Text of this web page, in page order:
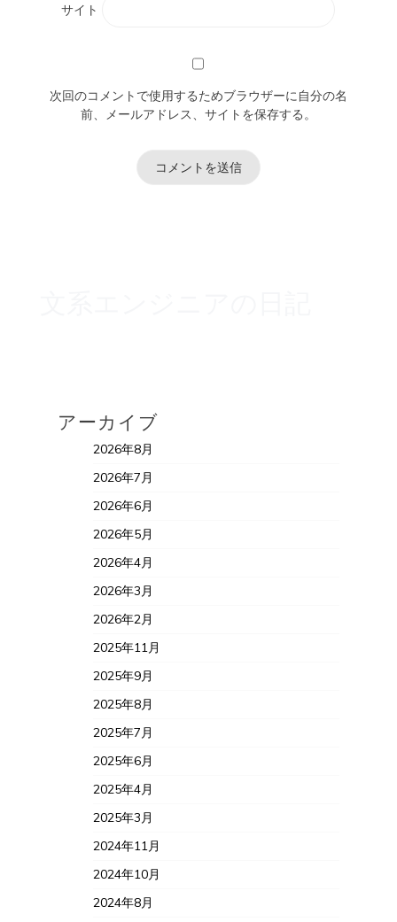
サイト
次回のコメントで使用するためブラウザーに自分の名
前、メールアドレス、サイトを保存する。
アーカイブ
2026年8月
2026年7月
2026年6月
2026年5月
2026年4月
2026年3月
2026年2月
2025年11月
2025年9月
2025年8月
2025年7月
2025年6月
2025年4月
2025年3月
2024年11月
2024年10月
2024年8月